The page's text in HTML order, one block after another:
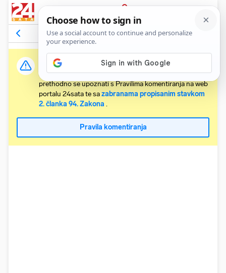
PRIJAVA
Komentari31 Relevantni
Važna obavijest:
Svaki korisnik koji želi komentirati članke obvezan je
prethodno se upoznati s Pravilima komentiranja na web
portalu 24sata te sazabranama propisanim stavkom
2. članka 94. Zakona .
Pravila komentiranja